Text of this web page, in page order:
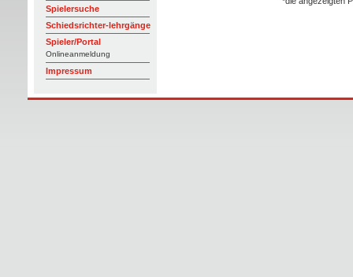
Spielersuche
Schiedsrichter-lehrgänge
Spieler/Portal
Onlineanmeldung
Impressum